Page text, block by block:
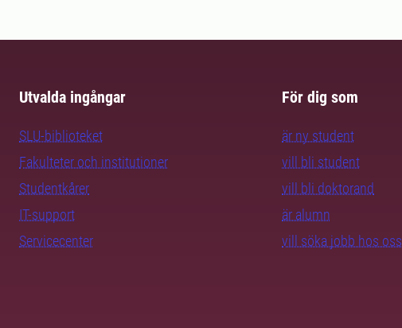
Utvalda ingångar
SLU-biblioteket
Fakulteter och institutioner
Studentkårer
IT-support
Servicecenter
För dig som
är ny student
vill bli student
vill bli doktorand
är alumn
vill söka jobb hos oss